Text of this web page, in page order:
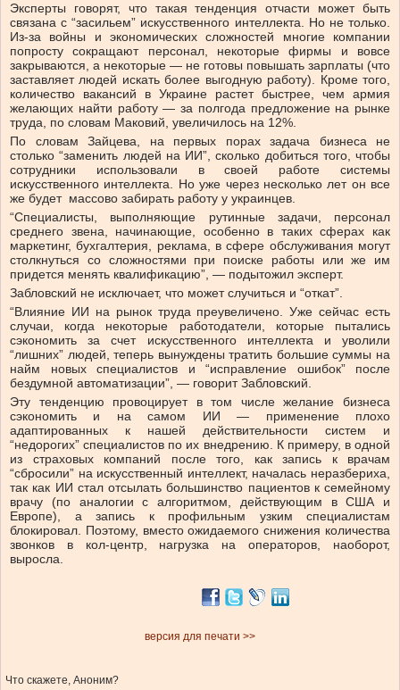
Эксперты говорят, что такая тенденция отчасти может быть
связана с “засильем” искусственного интеллекта. Но не только.
Из-за войны и экономических сложностей многие компании
попросту сокращают персонал, некоторые фирмы и вовсе
закрываются, а некоторые — не готовы повышать зарплаты (что
заставляет людей искать более выгодную работу). Кроме того,
количество вакансий в Украине растет быстрее, чем армия
желающих найти работу — за полгода предложение на рынке
труда, по словам Маковий, увеличилось на 12%.
По словам Зайцева, на первых порах задача бизнеса не
столько “заменить людей на ИИ”, сколько добиться того, чтобы
сотрудники использовали в своей работе системы
искусственного интеллекта. Но уже через несколько лет он все
же будет массово забирать работу у украинцев.
“Специалисты, выполняющие рутинные задачи, персонал
среднего звена, начинающие, особенно в таких сферах как
маркетинг, бухгалтерия, реклама, в сфере обслуживания могут
столкнуться со сложностями при поиске работы или же им
придется менять квалификацию”, — подытожил эксперт.
Забловский не исключает, что может случиться и “откат”.
“Влияние ИИ на рынок труда преувеличено. Уже сейчас есть
случаи, когда некоторые работодатели, которые пытались
сэкономить за счет искусственного интеллекта и уволили
“лишних” людей, теперь вынуждены тратить большие суммы на
найм новых специалистов и “исправление ошибок” после
бездумной автоматизации”, — говорит Забловский.
Эту тенденцию провоцирует в том числе желание бизнеса
сэкономить и на самом ИИ — применение плохо
адаптированных к нашей действительности систем и
“недорогих” специалистов по их внедрению. К примеру, в одной
из страховых компаний после того, как запись к врачам
“сбросили” на искусственный интеллект, началась неразбериха,
так как ИИ стал отсылать большинство пациентов к семейному
врачу (по аналогии с алгоритмом, действующим в США и
Европе), а запись к профильным узким специалистам
блокировал. Поэтому, вместо ожидаемого снижения количества
звонков в кол-центр, нагрузка на операторов, наоборот,
выросла.
версия для печати >>
Что скажете, Аноним?